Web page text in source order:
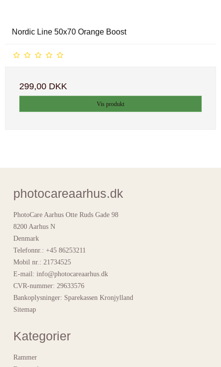
Nordic Line 50x70 Orange Boost
299,00 DKK
Vis produkt
photocareaarhus.dk
PhotoCare Aarhus Otte Ruds Gade 98
8200 Aarhus N
Denmark
Telefonnr. : +45 86253211
Mobil nr. : 21734525
E-mail : info@photocareaarhus.dk
CVR-nummer: 29633576
Bankoplysninger: Sparekassen Kronjylland
Sitemap
Kategorier
Rammer